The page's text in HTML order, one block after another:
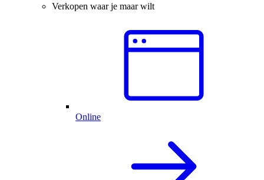
Verkopen waar je maar wilt
Online